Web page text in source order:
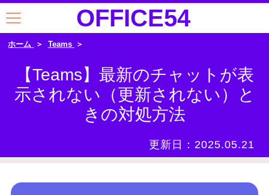
OFFICE54
ホーム Teams
【Teams】最新のチャットが表
示されない（更新されない）と
きの対処方法
更新日： 2025.05.21